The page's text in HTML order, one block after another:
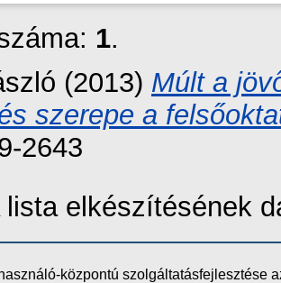
1.
(2013) Múlt a
szerepe a
2643
lista elkészítésének
központú szolgáltatásfejlesztése